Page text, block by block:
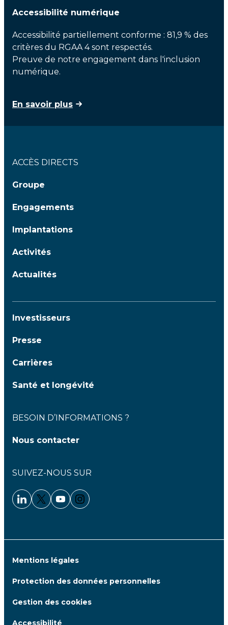
Accessibilité numérique
Accessibilité partiellement conforme : 81,9 % des
critères du RGAA 4 sont respectés.
Preuve de notre engagement dans l'inclusion
numérique.
En savoir plus
ACCÈS DIRECTS
Groupe
Engagements
Implantations
Activités
Actualités
Investisseurs
Presse
Carrières
Santé et longévité
BESOIN D’INFORMATIONS ?
Nous contacter
SUIVEZ-NOUS SUR
Linkedin - Clariane
Twitter - Clariane
Youtube - Clariane
Instagram - Clariane
Mentions légales
Protection des données personnelles
Gestion des cookies
Accessibilité